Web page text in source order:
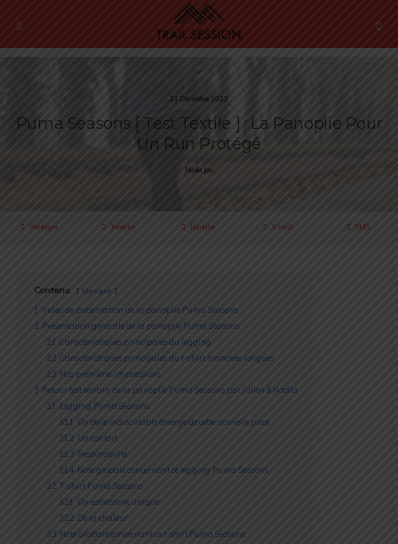
21 Décembre 2023
Puma Seasons [ Test Textile ] : La Panoplie Pour
Un Run Protégé
Nadia Jas
Partager Tweeter Épingler E-mail SMS
Contenu Masquer
1 Vidéo de présentation de la panoplie Puma Seasons
2 Présentation générale de la panoplie Puma Seasons
2.1 Caractéristiques principales du legging
2.2 Caractéristiques principales du t-shirt manches longues
2.3 Nos premières impressions
3 Retour test terrain de la panoplie Puma Seasons par Julien & Nadia
3.1
Legging Puma Seasons
3.1.1
Un style indiscutable émerge de cette nouvelle pièce
3.1.2 Un confort
3.1.3 Respirabilité
3.1.4 Note globale concernant ce legging Puma Seasons
3.2 T-shirt Puma Seasons
3.2.1
Un esthétisme unique
3.2.2 De la chaleur
3.3 Note Globale concernant ce t-shirt Puma Seasons